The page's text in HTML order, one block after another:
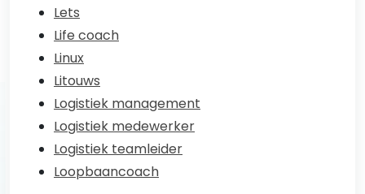
Lets
Life coach
Linux
Litouws
Logistiek management
Logistiek medewerker
Logistiek teamleider
Loopbaancoach